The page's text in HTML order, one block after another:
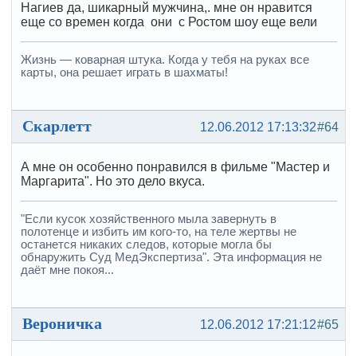
Нагиев да, шикарный мужчина,. мне он нравится
еще со времен когда они с Ростом шоу еще вели
Жизнь — коварная штука. Когда у тебя на руках все
карты, она решает играть в шахматы!
#64
12.06.2012 17:13:32
Скарлетт
А мне он особенно понравился в фильме "Мастер и
Маргарита". Но это дело вкуса.
"Если кусок хозяйственного мыла завернуть в
полотенце и избить им кого-то, на теле жертвы не
останется никаких следов, которые могла бы
обнаружить Суд МедЭкспертиза". Эта информация не
даёт мне покоя...
#65
12.06.2012 17:21:12
Вероничка